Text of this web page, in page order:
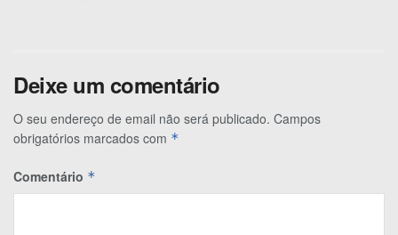
Deixe um comentário
O seu endereço de email não será publicado. Campos
obrigatórios marcados com *
Comentário *